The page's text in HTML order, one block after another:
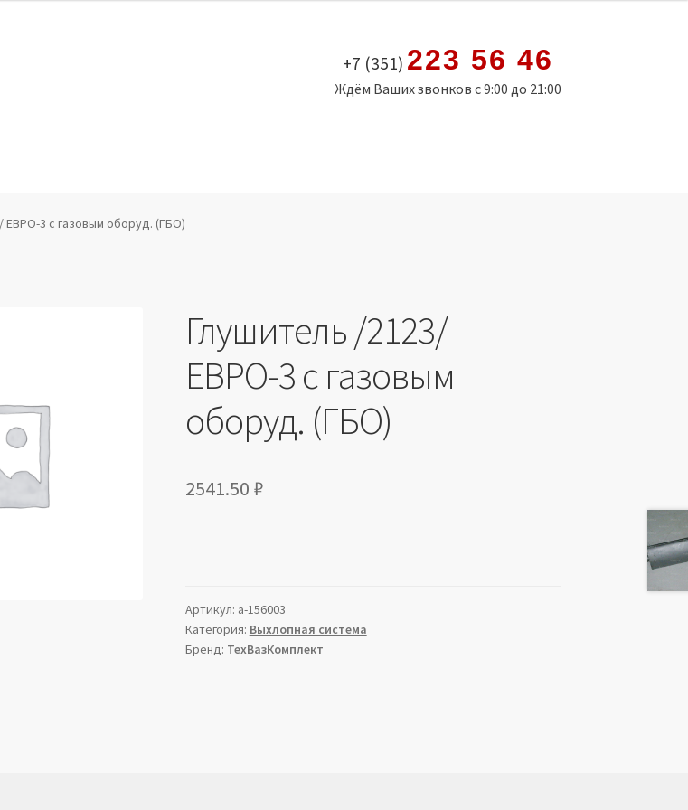
+7 (351) 223 56 46
Ждём Ваших звонков с 9:00 до 21:00
персональных данныхПроизводители
ЕВРО-3 с газовым оборуд. (ГБО)
Глушитель /2123/
ЕВРО-3 с газовым
оборуд. (ГБО)
2541.50 ₽
Артикул: a-156003
Категория: Выхлопная система
Бренд: ТехВазКомплект